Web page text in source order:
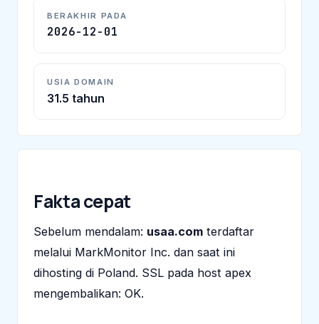
BERAKHIR PADA
2026-12-01
USIA DOMAIN
31.5 tahun
Fakta cepat
Sebelum mendalam: usaa.com terdaftar
melalui MarkMonitor Inc. dan saat ini
dihosting di Poland. SSL pada host apex
mengembalikan: OK.